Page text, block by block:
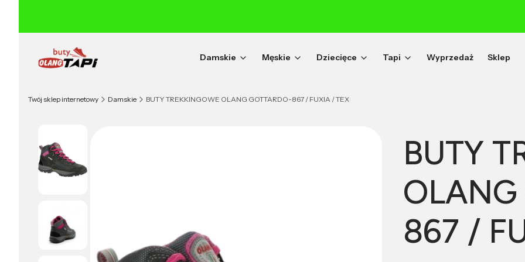
Damskie Męskie Dziecięce Tapi Wyprzedaż Sklep
Twój sklep internetowy Damskie BUTY TREKKINGOWE OLANG GOTTARDO-867 / FUXIA / TEX
BUTY
OLANG
867 /